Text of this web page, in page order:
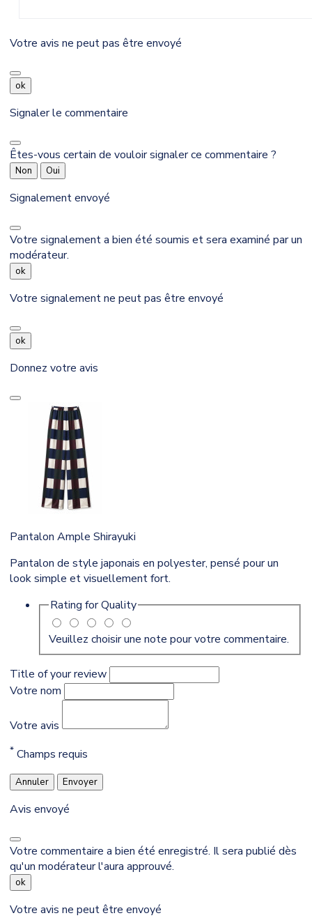
Votre avis ne peut pas être envoyé
ok
Signaler le commentaire
Êtes-vous certain de vouloir signaler ce commentaire ?
Non Oui
Signalement envoyé
Votre signalement a bien été soumis et sera examiné par un
modérateur.
ok
Votre signalement ne peut pas être envoyé
ok
Donnez votre avis
Pantalon Ample Shirayuki
Pantalon de style japonais en polyester, pensé pour un
look simple et visuellement fort.
Rating forQuality
Veuillez choisir une note pour votre commentaire.
Title of your review
Votre nom
Votre avis
* Champs requis
Annuler Envoyer
Avis envoyé
Votre commentaire a bien été enregistré. Il sera publié dès
qu'un modérateur l'aura approuvé.
ok
Votre avis ne peut être envoyé